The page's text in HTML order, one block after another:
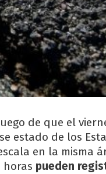
de que el
estado de los
en la misma
horas pueden